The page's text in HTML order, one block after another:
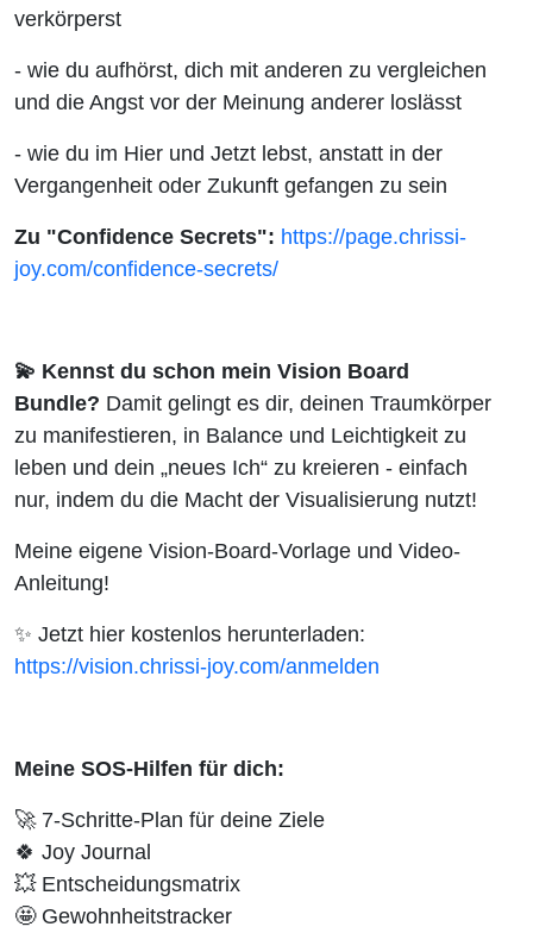
verkörperst
- wie du aufhörst, dich mit anderen zu vergleichen
und die Angst vor der Meinung anderer loslässt
- wie du im Hier und Jetzt lebst, anstatt in der
Vergangenheit oder Zukunft gefangen zu sein
Zu "Confidence Secrets": https://page.chrissi-
joy.com/confidence-secrets/
💫 Kennst du schon mein Vision Board
Bundle? Damit gelingt es dir, deinen Traumkörper
zu manifestieren, in Balance und Leichtigkeit zu
leben und dein „neues Ich“ zu kreieren - einfach
nur, indem du die Macht der Visualisierung nutzt!
Meine eigene Vision-Board-Vorlage und Video-
Anleitung!
✨ Jetzt hier kostenlos herunterladen:
https://vision.chrissi-joy.com/anmelden
Meine SOS-Hilfen für dich:
🚀7-Schritte-Plan für deine Ziele
🍀 Joy Journal
💥Entscheidungsmatrix
🤩Gewohnheitstracker